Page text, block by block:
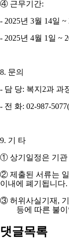
④ 근무기간:
- 2025년 3월 14일 ~
- 2025년 4월 1 일 ~
8. 문의
- 담 당: 복지 2과 과
- 전 화: 02-987-5077(
9. 기 타
① 상기일정은 기
② 제출된 서류는
이내에 폐기됩니다.
③ 허위사실기재 ,
등에 따른 불
댓글목록